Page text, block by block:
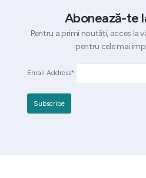
Abonează-te
Pentru a primi noutăți, acces la
pentru cele mai
Email Address*